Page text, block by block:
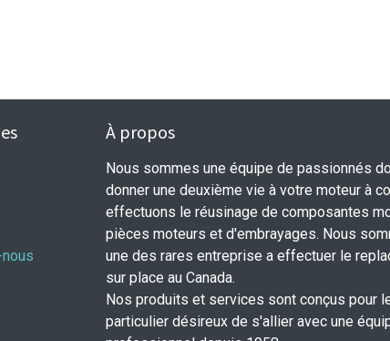
À propos
Nous sommes une équipe de passionnés
donner une deuxième vie à votre moteur à
effectuons le réusinage de composantes
pièces moteurs et d'embrayages. Nous
une des rares entreprise a effectuer le
sur place au Canada.
Nos produits et services sont conçus pour
particulier désireux de s'allier avec une